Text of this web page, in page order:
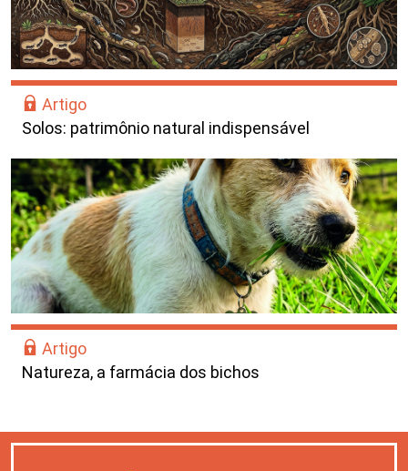
Artigo
Solos: patrimônio natural indispensável
Artigo
Natureza, a farmácia dos bichos